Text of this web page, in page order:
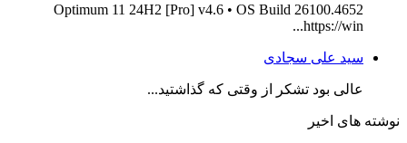
Optimum 11 24H2 [Pro] v4.6 • OS Build 26100.4652
https://win...
سید علی سجادی
عالی بود تشکر از وقتی که گذاشتید...
نوشته های اخیر